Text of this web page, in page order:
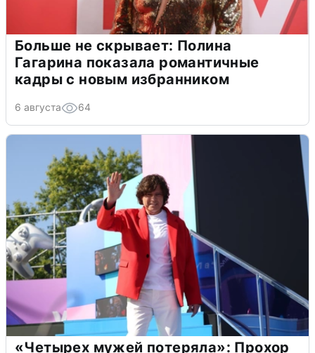
Больше не скрывает: Полина
Гагарина показала романтичные
кадры с новым избранником
6 августа 64
«Четырех мужей потеряла»: Прохор